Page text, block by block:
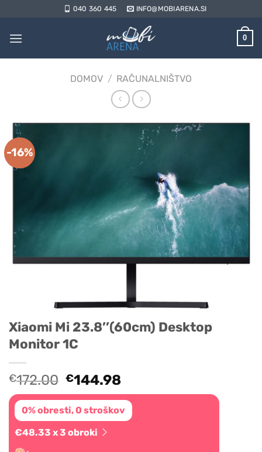
vsebino
040 360 445 INFO@MOBIARENA.SI
0
DOMOV / RAČUNALNIŠTVO
-16%
Xiaomi Mi 23.8’’(60cm) Desktop
Monitor 1C
€172.00 Original
price
was:
€172.00.
€144.98
price
is:
€144.98.
0% obresti, 0 stroškov
€48.33 x 3 obroki